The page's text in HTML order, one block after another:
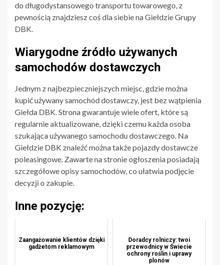
do długodystansowego transportu towarowego, z
pewnością znajdziesz coś dla siebie na Giełdzie Grupy
DBK.
Wiarygodne źródło używanych
samochodów dostawczych
Jednym z najbezpieczniejszych miejsc, gdzie można
kupić używany samochód dostawczy, jest bez wątpienia
Giełda DBK. Strona gwarantuje wiele ofert, które są
regularnie aktualizowane, dzięki czemu każda osoba
szukająca używanego samochodu dostawczego. Na
Giełdzie DBK znaleźć można także pojazdy dostawcze
poleasingowe. Zawarte na stronie ogłoszenia posiadają
szczegółowe opisy samochodów, co ułatwia podjęcie
decyzji o zakupie.
Inne pozycję:
Zaangażowanie klientów dzięki
gadżetom reklamowym
Doradcy rolniczy: twoi
przewodnicy w Świecie
ochrony roślin i uprawy
plonów